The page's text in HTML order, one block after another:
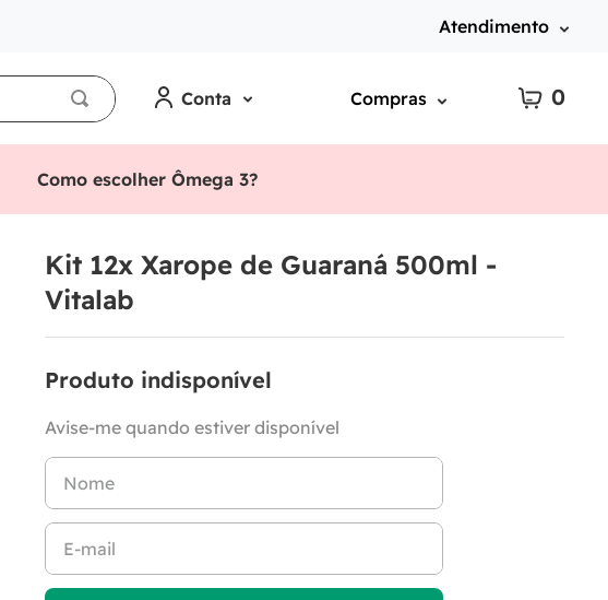
Atendimento
Conta Compras 0
Como escolher Ômega 3?
Kit 12x Xarope de Guaraná 500ml -
Vitalab